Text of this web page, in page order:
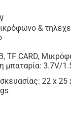
&
TF CARD,
μπαταρία: 3.7V/
22 x 25